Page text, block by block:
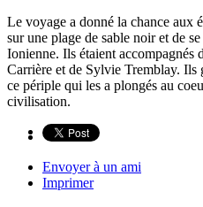
Le voyage a donné la chance aux
sur une plage de sable noir et de
Ionienne. Ils étaient accompagnés
Carrière et de Sylvie Tremblay. Ils
ce périple qui les a plongés au
civilisation.
Envoyer à un ami
Imprimer